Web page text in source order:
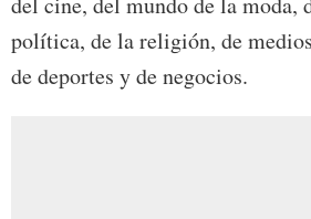
política, de la religión, de
de deportes y de negocios.